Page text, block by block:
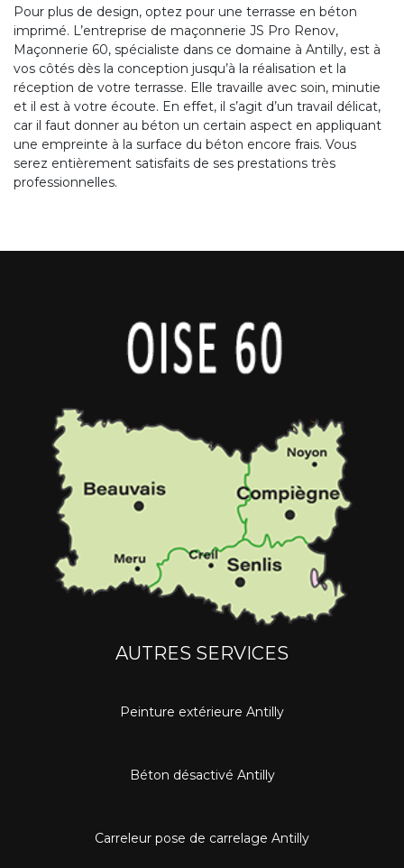
Pour plus de design, optez pour une terrasse en béton
imprimé. L’entreprise de maçonnerie JS Pro Renov,
Maçonnerie 60, spécialiste dans ce domaine à Antilly, est à
vos côtés dès la conception jusqu’à la réalisation et la
réception de votre terrasse. Elle travaille avec soin, minutie
et il est à votre écoute. En effet, il s’agit d’un travail délicat,
car il faut donner au béton un certain aspect en appliquant
une empreinte à la surface du béton encore frais. Vous
serez entièrement satisfaits de ses prestations très
professionnelles.
AUTRES SERVICES
Peinture extérieure Antilly
Béton désactivé Antilly
Carreleur pose de carrelage Antilly